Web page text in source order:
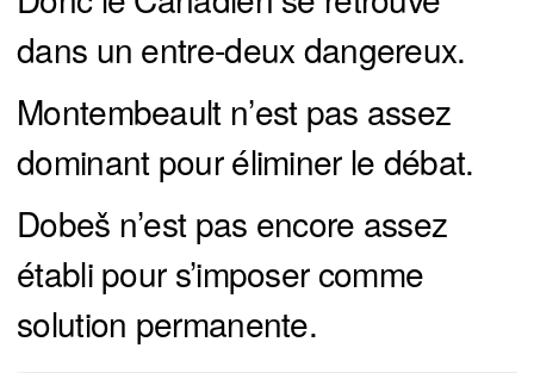
dans un entre-deux dangereux.
Montembeault n’est pas assez
dominant pour éliminer le débat.
Dobeš n’est pas encore assez
établi pour s’imposer comme
solution permanente.